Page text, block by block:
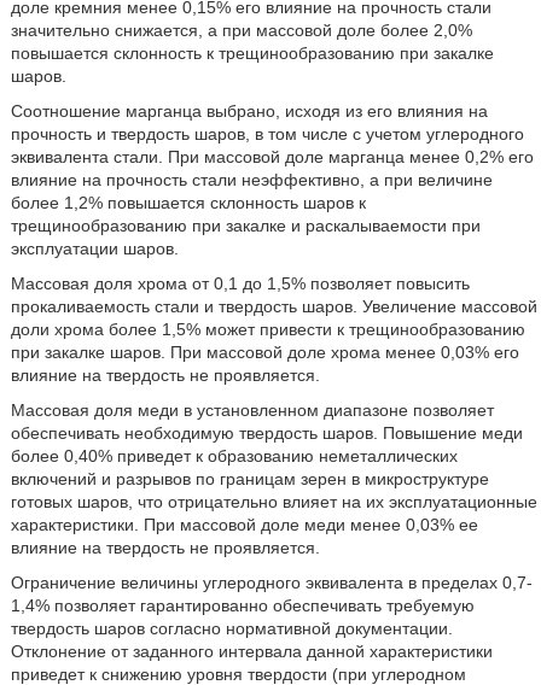
доле кремния менее 0,15% его влияние на прочность стали
значительно снижается, а при массовой доле более 2,0%
повышается склонность к трещинообразованию при закалке
шаров.
Соотношение марганца выбрано, исходя из его влияния на
прочность и твердость шаров, в том числе с учетом углеродного
эквивалента стали. При массовой доле марганца менее 0,2% его
влияние на прочность стали неэффективно, а при величине
более 1,2% повышается склонность шаров к
трещинообразованию при закалке и раскалываемости при
эксплуатации шаров.
Массовая доля хрома от 0,1 до 1,5% позволяет повысить
прокаливаемость стали и твердость шаров. Увеличение массовой
доли хрома более 1,5% может привести к трещинообразованию
при закалке шаров. При массовой доле хрома менее 0,03% его
влияние на твердость не проявляется.
Массовая доля меди в установленном диапазоне позволяет
обеспечивать необходимую твердость шаров. Повышение меди
более 0,40% приведет к образованию неметаллических
включений и разрывов по границам зерен в микроструктуре
готовых шаров, что отрицательно влияет на их эксплуатационные
характеристики. При массовой доле меди менее 0,03% ее
влияние на твердость не проявляется.
Ограничение величины углеродного эквивалента в пределах 0,7-
1,4% позволяет гарантированно обеспечивать требуемую
твердость шаров согласно нормативной документации.
Отклонение от заданного интервала данной характеристики
приведет к снижению уровня твердости (при углеродном